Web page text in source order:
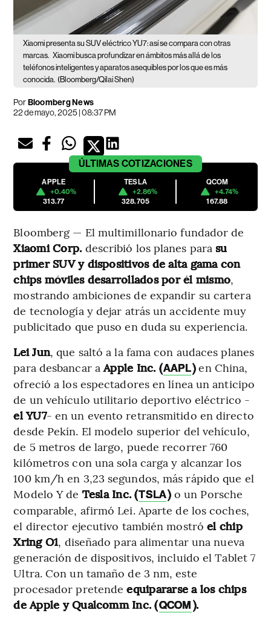
Xiaomi presenta su SUV eléctrico YU7: así se compara con otras
marcas. Xiaomi busca profundizar en ámbitos más allá de los
teléfonos inteligentes y aparatos asequibles por los que es más
conocida. (Bloomberg/Qilai Shen)
PorBloomberg News
22 de mayo, 2025 | 08:37 PM
ÚLTIMAS COTIZACIONES
APPLE
+0.40%
313.77
TESLA
+2.86%
328.705
QCOM
+4.74%
167.88
Bloomberg — El multimillonario fundador de
Xiaomi Corp. describió los planes parasu
primer SUV y dispositivos de alta gama con
chips móviles desarrollados por él mismo,
mostrando ambiciones de expandir su cartera
de tecnología y dejar atrás un accidente muy
publicitado que puso en duda su experiencia.
Lei Jun, que saltó a la fama con audaces planes
para desbancar aApple Inc. (AAPL)en China,
ofreció a los espectadores en línea un anticipo
de un vehículo utilitario deportivo eléctrico -
el YU7- en un evento retransmitido en directo
desde Pekín. El modelo superior del vehículo,
de 5 metros de largo, puede recorrer 760
kilómetros con una sola carga y alcanzar los
100 km/h en 3,23 segundos, más rápido que el
Modelo Y de Tesla Inc. (TSLA) o un Porsche
comparable, afirmó Lei. Aparte de los coches,
el director ejecutivo también mostróel chip
Xring O1, diseñado para alimentar una nueva
generación de dispositivos, incluido el Tablet 7
Ultra. Con un tamaño de 3 nm, este
procesador pretendeequipararse a los chips
de Apple y Qualcomm Inc. (QCOM).